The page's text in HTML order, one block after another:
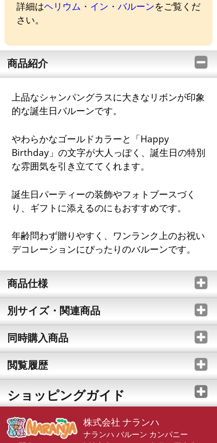
詳細はヘリウム・イン・バルーンをご覧くだ
さい。
商品紹介
上品なシャンパングラスに大きなリボンが印象
的な誕生日バルーンです。
やわらかなゴールドカラーと「Happy
Birthday」の文字が大人っぽく、誕生日の特別
な雰囲気を引き立ててくれます。
誕生日パーティーの装飾やフォトブースづく
り、ギフトに添えるのにもおすすめです。
年齢問わず贈りやすく、ワンランク上のお祝い
デコレーションにぴったりのバルーンです。
商品仕様
別サイズ・関連商品
同時購入商品
閲覧履歴
ショッピングガイド
株式会社 ナランハ
ナランハ バルーン カンパニー